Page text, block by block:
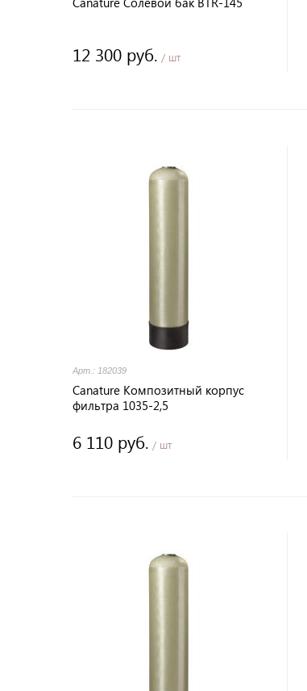
12 300 руб. / шт
Арт.: 182039
Canature Композитный корпус
фильтра 1035-2,5
6 110 руб. / шт